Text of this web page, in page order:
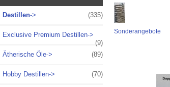
Destillen-> (335)
Exclusive Premium Destillen->
(9)
Ätherische Öle->
(89)
Hobby Destillen-> (70)
Sonderangebote